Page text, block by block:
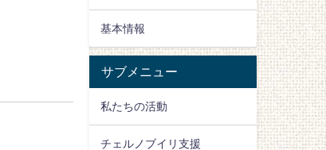
基本情報
サブメニュー
私たちの活動
チェルノブイリ支援